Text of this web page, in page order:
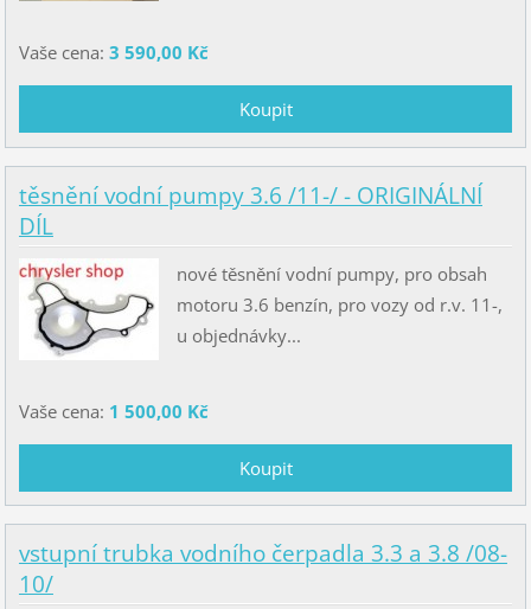
Vaše cena: 3 590,00 Kč
těsnění vodní pumpy 3.6 /11-/ - ORIGINÁLNÍ
DÍL
nové těsnění vodní pumpy, pro obsah
motoru 3.6 benzín, pro vozy od r.v. 11-,
u objednávky...
Vaše cena: 1 500,00 Kč
vstupní trubka vodního čerpadla 3.3 a 3.8 /08-
10/